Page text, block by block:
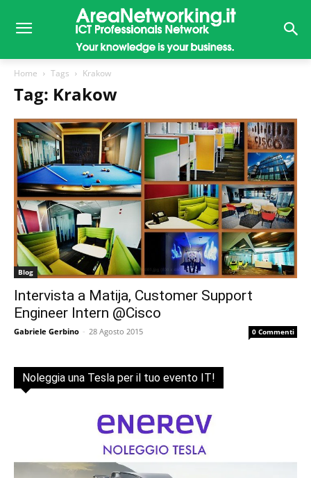
Home Tags Krakow
Tag: Krakow
Blog
Intervista a Matija, Customer Support
Engineer Intern @Cisco
Gabriele Gerbino - 28 Agosto 2015 0 Commenti
Noleggia una Tesla per il tuo evento IT!